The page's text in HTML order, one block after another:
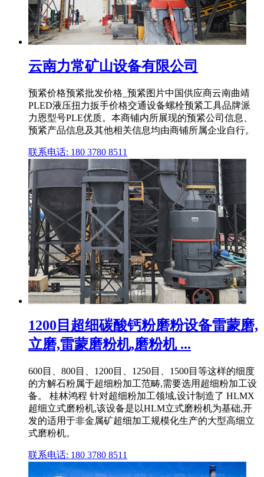
云南力常矿山设备有限公司
预紧价格预紧批发价格_预紧图片中国供应商云南曲靖
PLED液压扭力扳手价格交通设备螺栓预紧工具品牌派
力恩型号PLE优质。本商铺内所展现的预紧公司信息、
预紧产品信息及其他相关信息均由商铺所属企业自行。
联系电话: 180 3780 8511
1200目超细碳酸钙粉磨粉设备雷蒙磨,
立磨,雷蒙磨粉机,磨粉机 ...
600目、800目、1200目、1250目、1500目等这样的细度
的方解石粉属于超细粉加工范畴,需要选用超细粉加工设
备。 桂林鸿程 针对超细粉加工领域,设计制造了 HLMX
超细立式磨粉机,该设备是以HLM立式磨粉机为基础,开
发的适用于非金属矿超细加工规模化生产的大型高细立
式磨粉机。
联系电话: 180 3780 8511